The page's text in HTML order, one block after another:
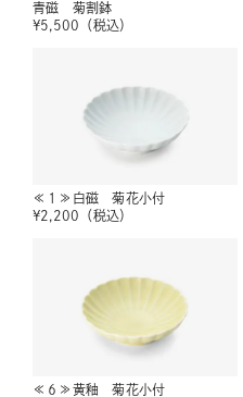
青磁 菊割鉢
¥5,500 （税込）
≪１≫白磁 菊花小付
¥2,200 （税込）
≪６≫黄釉 菊花小付